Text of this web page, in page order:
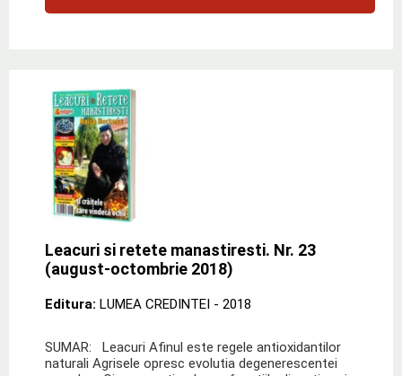
Leacuri si retete manastiresti. Nr. 23
(august-octombrie 2018)
Editura: LUMEA CREDINTEI - 2018
SUMAR: Leacuri Afinul este regele antioxidantilor
naturali Agrisele opresc evolutia degenerescentei